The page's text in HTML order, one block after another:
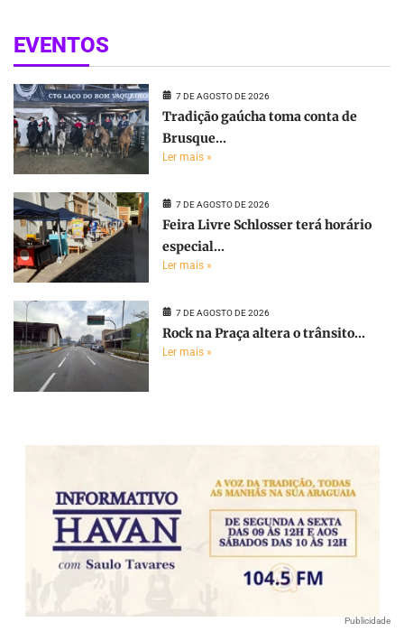
EVENTOS
7 DE AGOSTO DE 2026
Tradição gaúcha toma conta de
Brusque...
Ler mais »
7 DE AGOSTO DE 2026
Feira Livre Schlosser terá horário
especial...
Ler mais »
7 DE AGOSTO DE 2026
Rock na Praça altera o trânsito...
Ler mais »
Publicidade